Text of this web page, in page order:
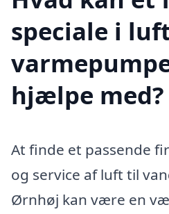
speciale i
hjælpe med?
At finde et passende
og service af luft til
Ørnhøj kan være en